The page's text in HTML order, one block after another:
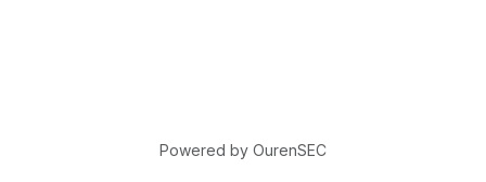
Powered by OurenSEC